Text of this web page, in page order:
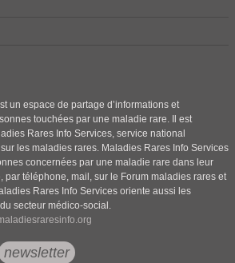
un espace de partage d’informations et
touchées par une maladie rare. Il est
Rares Info Services, service national
les maladies rares. Maladies Rares Info Services
concernées par une maladie rare dans leur
par téléphone, mail, sur le Forum maladies rares et
Rares Info Services oriente aussi les
secteur médico-social.
newsletter